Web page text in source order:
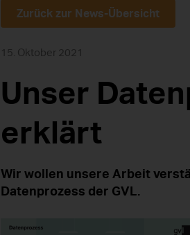
Zurück zur News-Übersicht
15. Oktober 2021
Unser
erklärt
Wir wollen unsere Arbeit
Datenprozess der GVL.